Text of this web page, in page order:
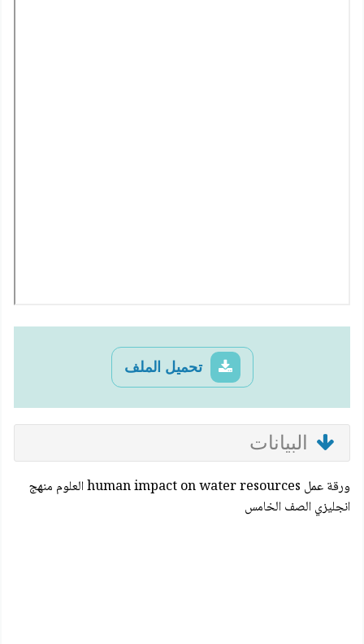
تحميل الملف
البيانات
ورقة عمل human impact on water resources العلوم منهج
انجليزي الصف الخامس